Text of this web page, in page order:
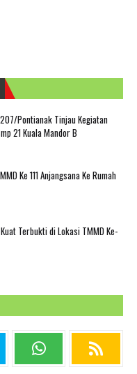
Pontianak Tinjau Kegiatan
21 Kuala Mandor B
Ke 111 Anjangsana Ke Rumah
Terbukti di Lokasi TMMD Ke-